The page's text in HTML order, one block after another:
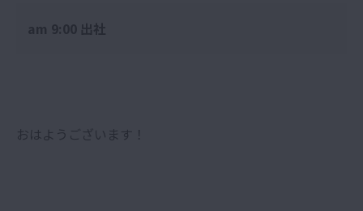
am 9:00 出社
おはようございます！